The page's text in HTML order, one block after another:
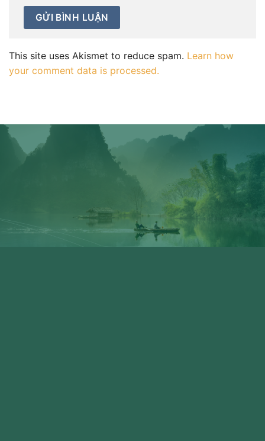
This site uses Akismet to reduce spam. Learn how
your comment data is processed.